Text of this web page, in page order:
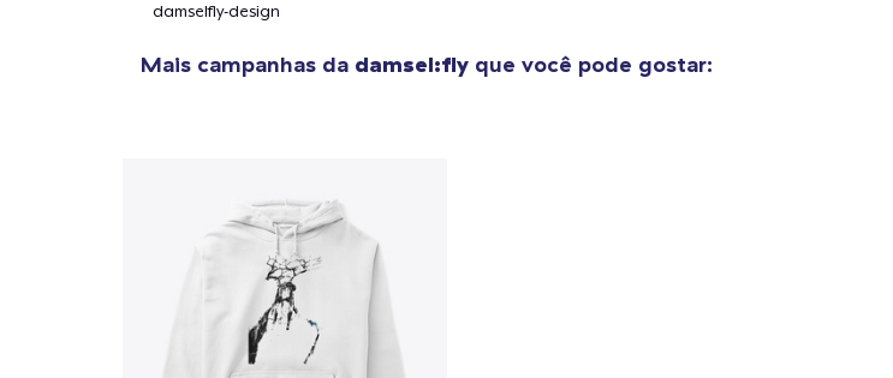
damselfly-design
Mais campanhas da damsel:fly que você pode gostar: